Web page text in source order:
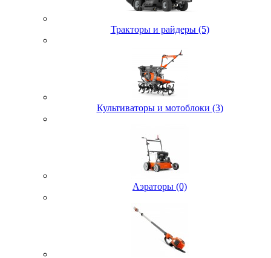
Тракторы и райдеры (5)
Культиваторы и мотоблоки (3)
Аэраторы (0)